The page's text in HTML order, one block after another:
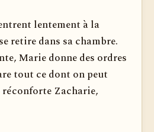
lentement à la
retire dans sa chambre.
Marie donne des ordres
tout ce dont on peut
Zacharie,